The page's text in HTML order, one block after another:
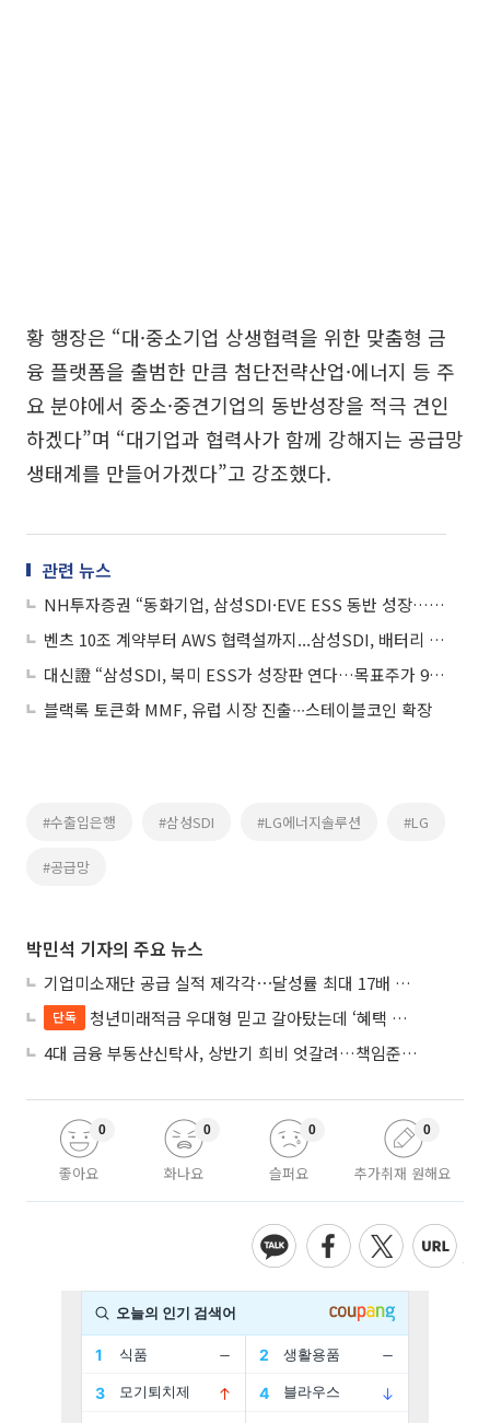
황 행장은 “대·중소기업 상생협력을 위한 맞춤형 금
융 플랫폼을 출범한 만큼 첨단전략산업·에너지 등 주
요 분야에서 중소·중견기업의 동반성장을 적극 견인
하겠다”며 “대기업과 협력사가 함께 강해지는 공급망
생태계를 만들어가겠다”고 강조했다.
관련 뉴스
NH투자증권 “동화기업, 삼성SDI·EVE ESS 동반 성장…목표가 22% 상향”
벤츠 10조 계약부터 AWS 협력설까지...삼성SDI, 배터리 반등 ‘주도주’ 되나
대신證 “삼성SDI, 북미 ESS가 성장판 연다…목표주가 92만원”
블랙록 토큰화 MMF, 유럽 시장 진출∙∙∙스테이블코인 확장
#수출입은행 #삼성SDI #LG에너지솔루션 #LG
#공급망
박민석 기자의 주요 뉴스
기업미소재단 공급 실적 제각각⋯달성률 최대 17배 차이
단독
청년미래적금 우대형 믿고 갈아탔는데 ‘혜택 반토막’…심사 오류에 가입자 혼선
4대 금융 부동산신탁사, 상반기 희비 엇갈려…책임준공 손실 반영 시점이 갈랐다
좋아요
0
화나요
0
슬퍼요
0
추가취재 원해요
0